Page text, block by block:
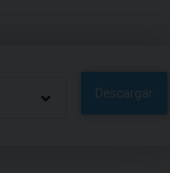
Descargar